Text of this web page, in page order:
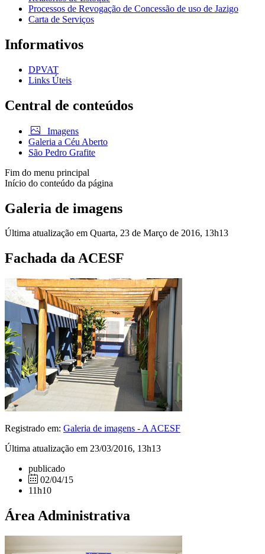
Processos de Revogação de Concessão de uso de Jazigo
Carta de Serviços
Informativos
DPVAT
Links Úteis
Central de conteúdos
Imagens
Galeria a Céu Aberto
São Pedro Grafite
Fim do menu principal
Início do conteúdo da página
Galeria de imagens
Última atualização em Quarta, 23 de Março de 2016, 13h13
Fachada da ACESF
Registrado em: Galeria de imagens - A ACESF
Última atualização em 23/03/2016, 13h13
publicado
02/04/15
11h10
Área Administrativa